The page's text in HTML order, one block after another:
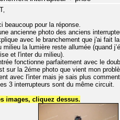
beaucoup pour la réponse.
ancienne photo des anciens
avec le branchement que j'ai fait
milieu la lumière reste allumée (quand
et l'inter du milieu).
fonctionne parfaitement avec le
sur la 2éme photo que vient mon
avec l'inter mais je sais plus
3 interrupteurs sont du même circuit.
images, cliquez dessus.